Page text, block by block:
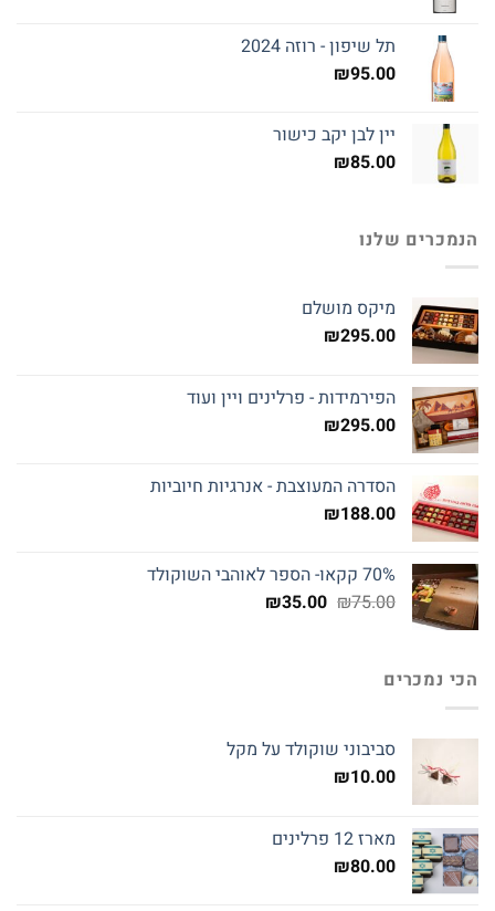
תל שיפון - רוזה 2024
₪95.00
יין לבן יקב כישור
₪85.00
הנמכרים שלנו
מיקס מושלם
₪295.00
הפירמידות - פרלינים ויין ועוד
₪295.00
הסדרה המעוצבת - אנרגיות חיוביות
₪188.00
70% קקאו- הספר לאוהבי השוקולד
₪75.00
המחיר₪35.00 המחיר
הכי נמכרים
סביבוני שוקולד על מקל
₪10.00
מארז 12 פרלינים
₪80.00